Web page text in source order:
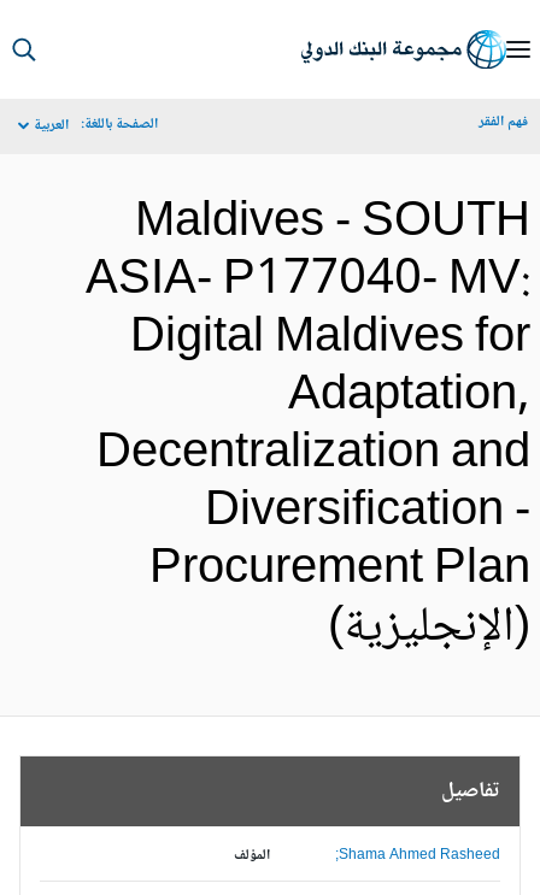
الفقر الصفحة باللغة: العربية
Maldives -
ASIA- P177040-
Digital Maldives
Decentralization
Diversification
Procurement
تفاصيل
المؤلف Shama Ahmed Rasheed;